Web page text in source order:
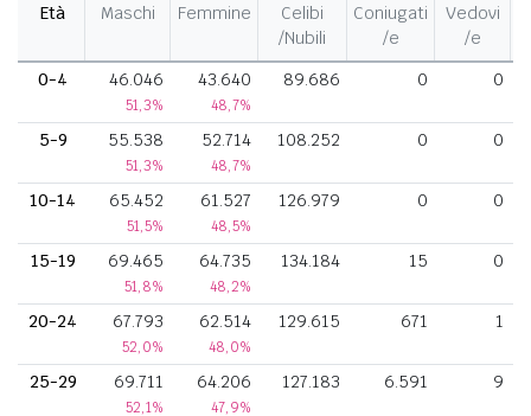
Età Maschi Femmine
Celibi
/Nubili
Coniugati
/e
Vedovi
/e
0-4 46.046
51,3%
43.640
48,7%
89.686 0 0
5-9 55.538
51,3%
52.714
48,7%
108.252 0 0
10-14 65.452
51,5%
61.527
48,5%
126.979 0 0
15-19 69.465
51,8%
64.735
48,2%
134.184 15 0
20-24 67.793
52,0%
62.514
48,0%
129.615 671 1
25-29 69.711
52,1%
64.206
47,9%
127.183 6.591 9